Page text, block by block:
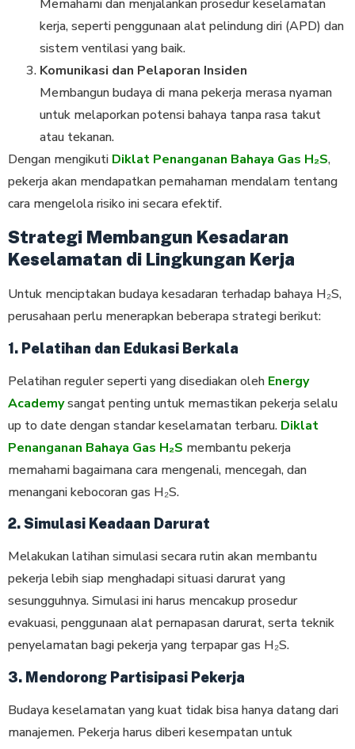
Memahami dan menjalankan prosedur keselamatan
kerja, seperti penggunaan alat pelindung diri (APD) dan
sistem ventilasi yang baik.
Komunikasi dan Pelaporan Insiden
Membangun budaya di mana pekerja merasa nyaman
untuk melaporkan potensi bahaya tanpa rasa takut
atau tekanan.
Dengan mengikuti Diklat Penanganan Bahaya Gas H₂S,
pekerja akan mendapatkan pemahaman mendalam tentang
cara mengelola risiko ini secara efektif.
Strategi Membangun Kesadaran
Keselamatan di Lingkungan Kerja
Untuk menciptakan budaya kesadaran terhadap bahaya H₂S,
perusahaan perlu menerapkan beberapa strategi berikut:
1. Pelatihan dan Edukasi Berkala
Pelatihan reguler seperti yang disediakan oleh Energy
Academysangat penting untuk memastikan pekerja selalu
up to date dengan standar keselamatan terbaru. Diklat
Penanganan Bahaya Gas H₂S membantu pekerja
memahami bagaimana cara mengenali, mencegah, dan
menangani kebocoran gas H₂S.
2. Simulasi Keadaan Darurat
Melakukan latihan simulasi secara rutin akan membantu
pekerja lebih siap menghadapi situasi darurat yang
sesungguhnya. Simulasi ini harus mencakup prosedur
evakuasi, penggunaan alat pernapasan darurat, serta teknik
penyelamatan bagi pekerja yang terpapar gas H₂S.
3. Mendorong Partisipasi Pekerja
Budaya keselamatan yang kuat tidak bisa hanya datang dari
manajemen. Pekerja harus diberi kesempatan untuk